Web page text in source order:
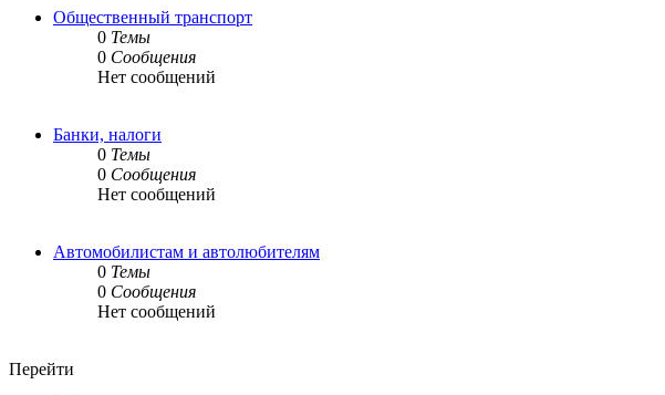
Общественный транспорт
0 Темы
0 Сообщения
Нет сообщений
Банки, налоги
0 Темы
0 Сообщения
Нет сообщений
Автомобилистам и автолюбителям
0 Темы
0 Сообщения
Нет сообщений
Перейти